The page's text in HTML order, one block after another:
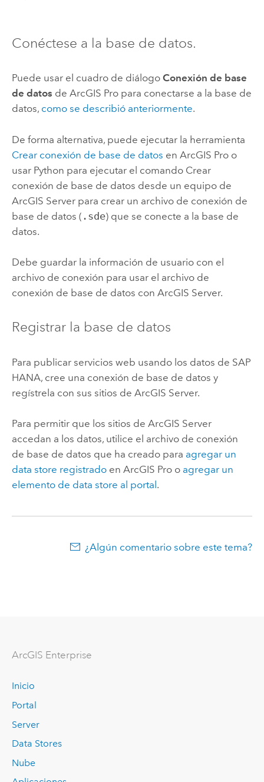
Conéctese a la base de datos.
Puede usar el cuadro de diálogo Conexión de base
de datos de ArcGIS Propara conectarse a la base de
datos, como se describió anteriormente.
De forma alternativa, puede ejecutar la herramienta
Crear conexión de base de datos en ArcGIS Proo
usar Python para ejecutar el comando Crear
conexión de base de datos desde un equipo de
ArcGIS Serverpara crear un archivo de conexión de
base de datos ( .sde) que se conecte a la base de
datos.
Debe guardar la información de usuario con el
archivo de conexión para usar el archivo de
conexión de base de datos con ArcGIS Server.
Registrar la base de datos
Para publicar servicios web usando los datos de SAP
HANA, cree una conexión de base de datos y
regístrela con sus sitios de ArcGIS Server.
Para permitir que los sitios de ArcGIS Server
accedan a los datos, utilice el archivo de conexión
de base de datos que ha creado para agregar un
data store registradoen ArcGIS Proo agregar un
elemento de data store al portal .
¿Algún comentario sobre este tema?
ArcGIS Enterprise
Inicio
Portal
Server
Data Stores
Nube